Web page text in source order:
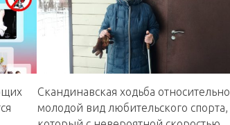
Скандинавская ходьба относительно
молодой вид любительского спорта,